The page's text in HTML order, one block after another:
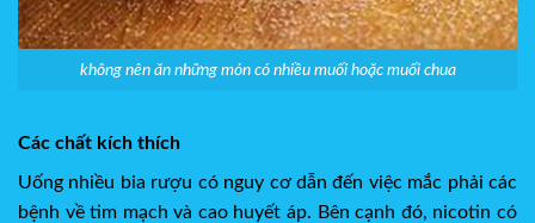
không nên ăn những món có nhiều muối hoặc muối chua
Các chất kích thích
Uống nhiều bia rượu có nguy cơ dẫn đến việc mắc phải các
bệnh về tim mạch và cao huyết áp. Bên cạnh đó, nicotin có